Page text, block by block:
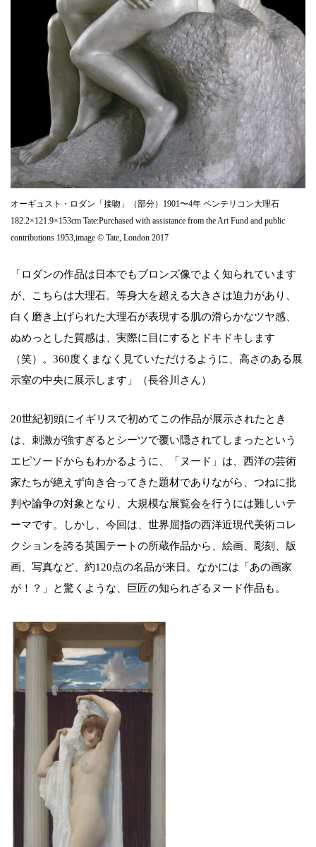
オーギュスト・ロダン「接吻」（部分）1901〜4年 ペンテリコン大理石
182.2×121.9×153cm Tate:Purchased with assistance from the Art Fund and public
contributions 1953,image © Tate, London 2017
「ロダンの作品は日本でもブロンズ像でよく知られています
が、こちらは大理石。等身大を超える大きさは迫力があり、
白く磨き上げられた大理石が表現する肌の滑らかなツヤ感、
ぬめっとした質感は、実際に目にするとドキドキします
（笑）。360度くまなく見ていただけるように、高さのある展
示室の中央に展示します」（長谷川さん）
20世紀初頭にイギリスで初めてこの作品が展示されたとき
は、刺激が強すぎるとシーツで覆い隠されてしまったという
エピソードからもわかるように、「ヌード」は、西洋の芸術
家たちが絶えず向き合ってきた題材でありながら、つねに批
判や論争の対象となり、大規模な展覧会を行うには難しいテ
ーマです。しかし、今回は、世界屈指の西洋近現代美術コレ
クションを誇る英国テートの所蔵作品から、絵画、彫刻、版
画、写真など、約120点の名品が来日。なかには「あの画家
が！？」と驚くような、巨匠の知られざるヌード作品も。